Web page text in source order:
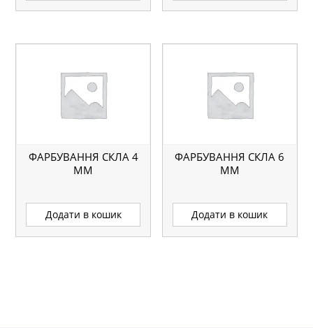
ФАРБУВАННЯ СКЛА 4
ММ
Додати в кошик
ФАРБУВАННЯ СКЛА 6
ММ
Додати в кошик